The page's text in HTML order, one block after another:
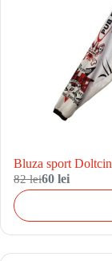
Bluza sport
82 lei60 lei